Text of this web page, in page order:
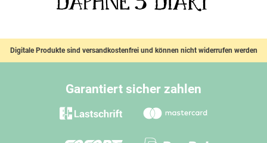
Digitale Produkte sind versandkostenfrei und können nicht widerrufen werden
Garantiert sicher zahlen